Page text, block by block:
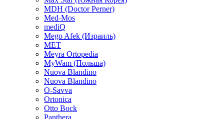
MDH (Doctor Perner)
Med-Mos
mediQ
Mego Afek (Израиль)
MET
Meyra Ortopedia
MyWam (Польша)
Nuova Blandino
Nuova Blandino
O-Savva
Ortonica
Otto Bock
Panthera